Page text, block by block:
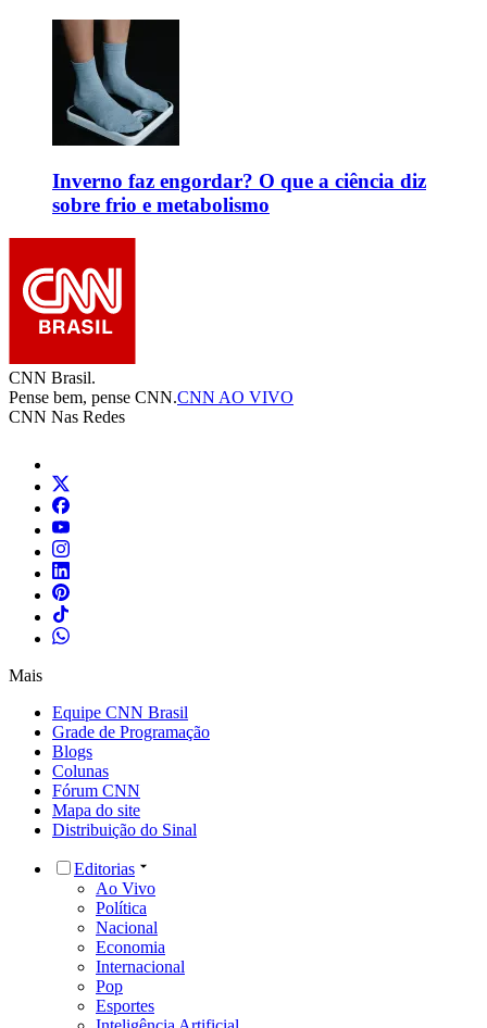
Inverno faz engordar? O que a ciência diz
sobre frio e metabolismo
CNN Brasil.
Pense bem, pense CNN.CNN AO VIVO
CNN Nas Redes
Mais
Equipe CNN Brasil
Grade de Programação
Blogs
Colunas
Fórum CNN
Mapa do site
Distribuição do Sinal
Editorias
Ao Vivo
Política
Nacional
Economia
Internacional
Pop
Esportes